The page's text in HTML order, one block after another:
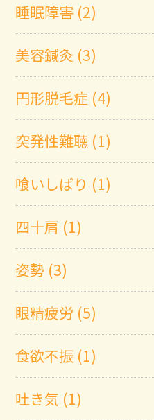
睡眠障害 (2)
美容鍼灸 (3)
円形脱毛症 (4)
突発性難聴 (1)
喰いしばり (1)
四十肩 (1)
姿勢 (3)
眼精疲労 (5)
食欲不振 (1)
吐き気 (1)